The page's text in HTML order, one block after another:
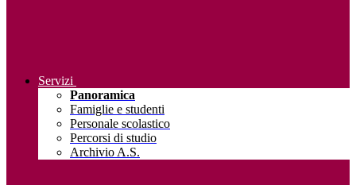
Servizi
Panoramica
Famiglie e studenti
Personale scolastico
Percorsi di studio
Archivio A.S.